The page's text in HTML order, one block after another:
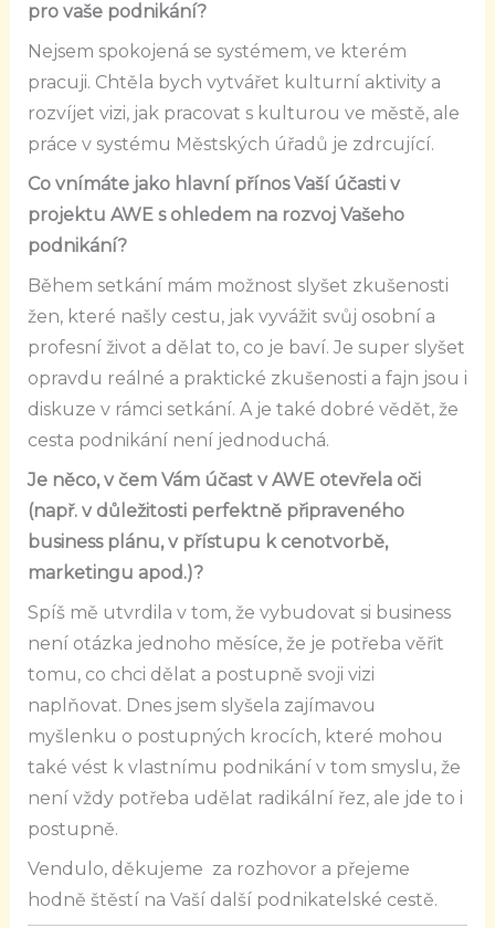
pro vaše podnikání?
Nejsem spokojená se systémem, ve kterém
pracuji. Chtěla bych vytvářet kulturní aktivity a
rozvíjet vizi, jak pracovat s kulturou ve městě, ale
práce v systému Městských úřadů je zdrcující.
Co vnímáte jako hlavní přínos Vaší účasti v
projektu AWE s ohledem na rozvoj Vašeho
podnikání?
Během setkání mám možnost slyšet zkušenosti
žen, které našly cestu, jak vyvážit svůj osobní a
profesní život a dělat to, co je baví. Je super slyšet
opravdu reálné a praktické zkušenosti a fajn jsou i
diskuze v rámci setkání. A je také dobré vědět, že
cesta podnikání není jednoduchá.
Je něco, v čem Vám účast v AWE otevřela oči
(např. v důležitosti perfektně připraveného
business plánu, v přístupu k cenotvorbě,
marketingu apod.)?
Spíš mě utvrdila v tom, že vybudovat si business
není otázka jednoho měsíce, že je potřeba věřit
tomu, co chci dělat a postupně svoji vizi
naplňovat. Dnes jsem slyšela zajímavou
myšlenku o postupných krocích, které mohou
také vést k vlastnímu podnikání v tom smyslu, že
není vždy potřeba udělat radikální řez, ale jde to i
postupně.
Vendulo, děkujeme za rozhovor a přejeme
hodně štěstí na Vaší další podnikatelské cestě.